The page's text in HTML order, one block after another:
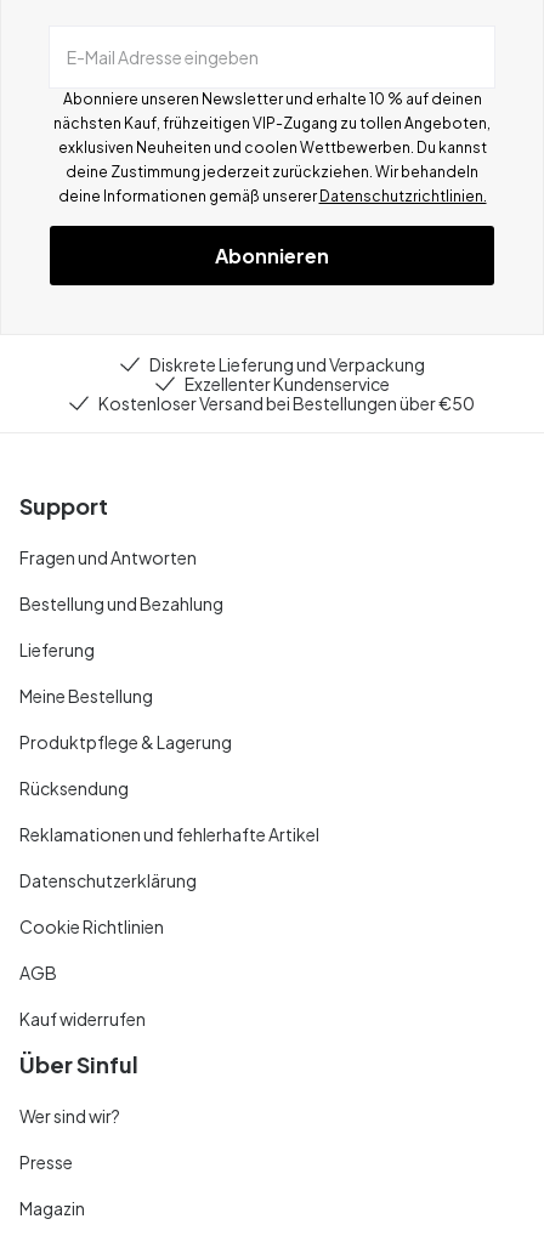
E-Mail Adresse eingeben
Abonniere unseren Newsletter und erhalte 10 % auf deinen
nächsten Kauf, frühzeitigen VIP-Zugang zu tollen Angeboten,
exklusiven Neuheiten und coolen Wettbewerben. Du kannst
deine Zustimmung jederzeit zurückziehen. Wir behandeln
deine Informationen gemäß unserer Datenschutzrichtlinien.
Abonnieren
Diskrete Lieferung und Verpackung
Exzellenter Kundenservice
Kostenloser Versand bei Bestellungen über €50
Support
Fragen und Antworten
Bestellung und Bezahlung
Lieferung
Meine Bestellung
Produktpflege & Lagerung
Rücksendung
Reklamationen und fehlerhafte Artikel
Datenschutzerklärung
Cookie Richtlinien
AGB
Kauf widerrufen
Über Sinful
Wer sind wir?
Presse
Magazin